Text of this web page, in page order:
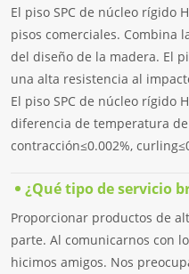
El piso SPC de núcleo rígido
pisos comerciales. Combina
del diseño de la madera. El
una alta resistencia al
El piso SPC de núcleo rígido
diferencia de temperatura
contracción≤0.002%,
¿Qué tipo de servicio
Proporcionar productos de
parte. Al comunicarnos con
hicimos amigos. Nos